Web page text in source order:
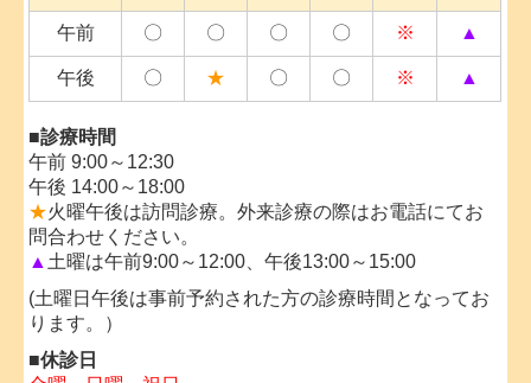
午前 〇 〇 〇 〇 ※ ▲
午後 〇 ★ 〇 〇 ※ ▲
■診療時間
午前 9:00～12:30
午後 14:00～18:00
★火曜午後は訪問診療。外来診療の際はお電話にてお
問合わせください。
▲ 土曜は午前9:00～12:00、午後13:00～15:00
(土曜日午後は事前予約された方の診療時間となってお
ります。）
■休診日